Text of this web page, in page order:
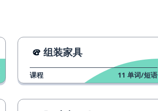
组装家具
课程 11 单词/短语